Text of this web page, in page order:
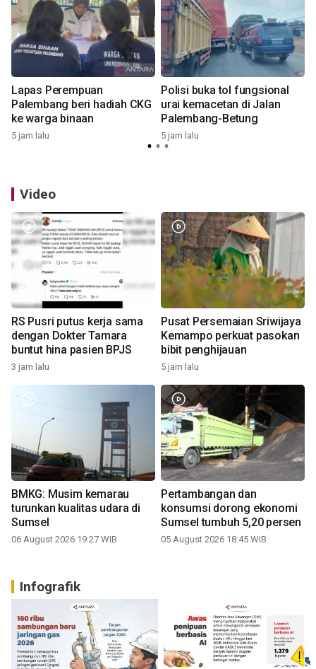
Lapas Perempuan
Palembang beri hadiah CKG
ke warga binaan
5 jam lalu
Polisi buka tol fungsional
urai kemacetan di Jalan
Palembang-Betung
5 jam lalu
Video
RS Pusri putus kerja sama
dengan Dokter Tamara
buntut hina pasien BPJS
3 jam lalu
Pusat Persemaian Sriwijaya
Kemampo perkuat pasokan
bibit penghijauan
5 jam lalu
BMKG: Musim kemarau
turunkan kualitas udara di
Sumsel
06 August 2026 19:27 WIB
Pertambangan dan
konsumsi dorong ekonomi
Sumsel tumbuh 5,20 persen
05 August 2026 18:45 WIB
Infografik